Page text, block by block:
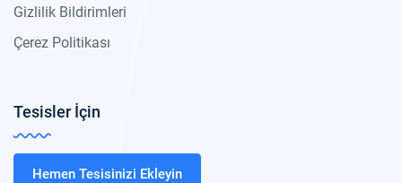
Gizlilik Bildirimleri
Çerez Politikası
Tesisler İçin
Hemen Tesisinizi Ekleyin